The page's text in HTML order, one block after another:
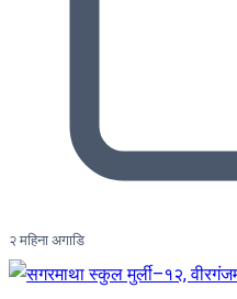
२ महिना अगाडि